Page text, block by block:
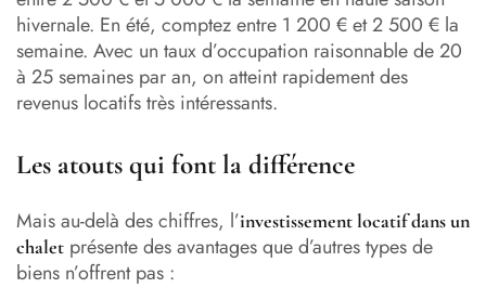
hivernale. En été, comptez entre 1 200 € et 2 500 € la
semaine. Avec un taux d’occupation raisonnable de 20
à 25 semaines par an, on atteint rapidement des
revenus locatifs très intéressants.
Les atouts qui font la différence
Mais au-delà des chiffres, l’investissement locatif dans un
chalet présente des avantages que d’autres types de
biens n’offrent pas :